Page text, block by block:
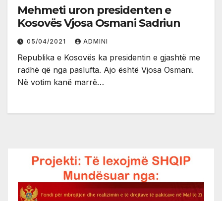
Mehmeti uron presidenten e
Kosovës Vjosa Osmani Sadriun
05/04/2021 ADMINI
Republika e Kosovës ka presidentin e gjashtë me
radhë që nga paslufta. Ajo është Vjosa Osmani.
Në votim kanë marrë…